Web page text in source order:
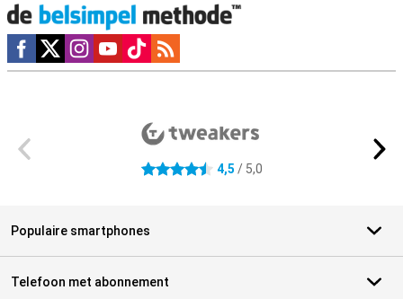
Social media
4.5 sterren 4,5 / 5,0
Populaire smartphones
Telefoon met abonnement